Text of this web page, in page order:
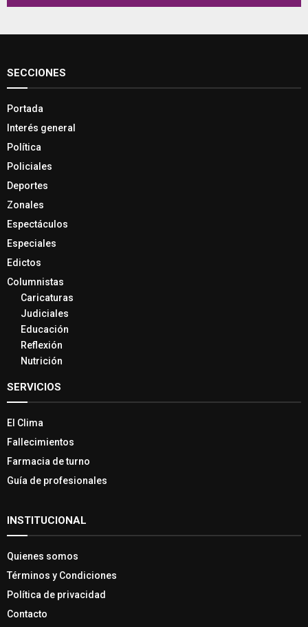
SECCIONES
Portada
Interés general
Política
Policiales
Deportes
Zonales
Espectáculos
Especiales
Edictos
Columnistas
Caricaturas
Judiciales
Educación
Reflexión
Nutrición
SERVICIOS
El Clima
Fallecimientos
Farmacia de turno
Guía de profesionales
INSTITUCIONAL
Quienes somos
Términos y Condiciones
Política de privacidad
Contacto